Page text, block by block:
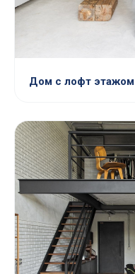
Дом с лофт этажом